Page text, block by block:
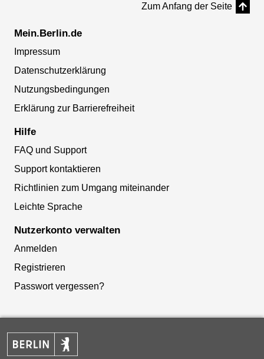
Zum Anfang der Seite
Mein.Berlin.de
Impressum
Datenschutzerklärung
Nutzungsbedingungen
Erklärung zur Barrierefreiheit
Hilfe
FAQ und Support
Support kontaktieren
Richtlinien zum Umgang miteinander
Leichte Sprache
Nutzerkonto verwalten
Anmelden
Registrieren
Passwort vergessen?